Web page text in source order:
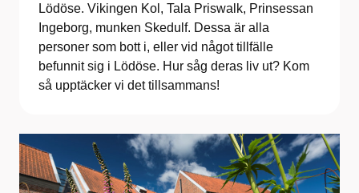
Lödöse. Vikingen Kol, Tala Priswalk, Prinsessan
Ingeborg, munken Skedulf. Dessa är alla
personer som bott i, eller vid något tillfälle
befunnit sig i Lödöse. Hur såg deras liv ut? Kom
så upptäcker vi det tillsammans!